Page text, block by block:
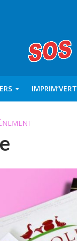
IMPRIM’VERT